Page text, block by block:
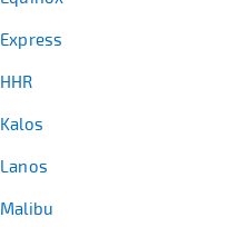
Express
HHR
Kalos
Lanos
Malibu